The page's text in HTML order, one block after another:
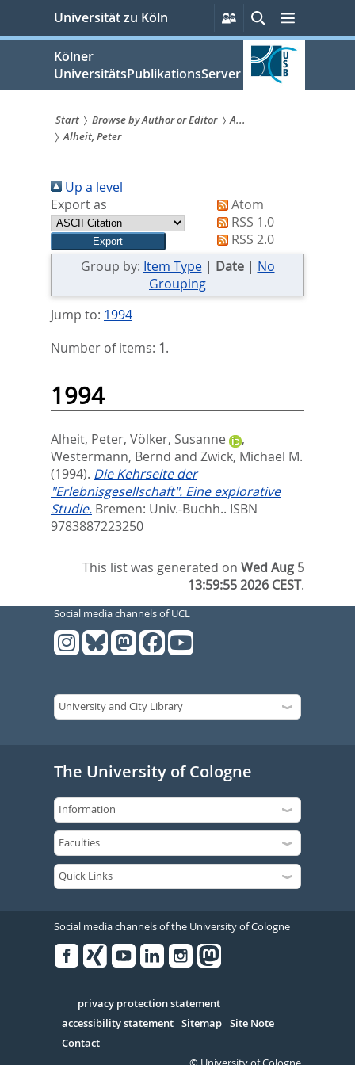
springen
Universität zu Köln
Persönliche
Services
SucheMenü
Kölner
UniversitätsPublikationsServer
Sie
sind
hier:
Start Browse by Author or Editor
A...
Alheit, Peter
Up a level
Export as
Atom
RSS 1.0
RSS 2.0
Group by: Item Type| Date| No
Grouping
Jump to: 1994
Number of items: 1.
1994
Alheit, Peter, Völker, Susanne
,
Westermann, Bernd and Zwick, Michael M.
(1994). Die Kehrseite der
"Erlebnisgesellschaft". Eine explorative
Studie. Bremen: Univ.-Buchh.. ISBN
9783887223250
This list was generated onWed Aug 5
13:59:55 2026 CEST.
Social media channels of UCL
The University of Cologne
Social media channels of the University of Cologne
Serivce
privacy protection statement
accessibility statement Sitemap Site Note
Contact